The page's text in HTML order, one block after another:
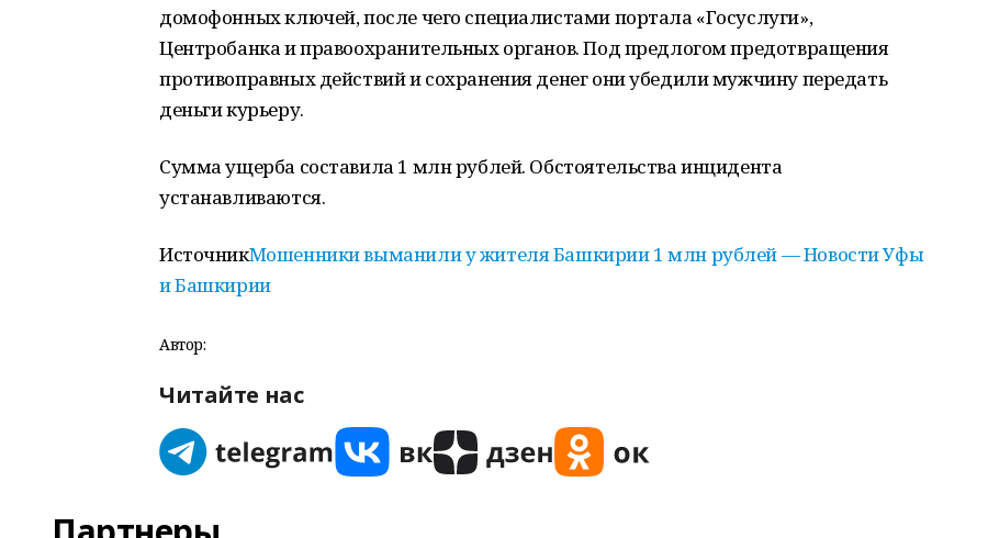
домофонных ключей, после чего специалистами портала «Госуслуги»,
Центробанка и правоохранительных органов. Под предлогом предотвращения
противоправных действий и сохранения денег они убедили мужчину передать
деньги курьеру.
Сумма ущерба составила 1 млн рублей. Обстоятельства инцидента
устанавливаются.
ИсточникМошенники выманили у жителя Башкирии 1 млн рублей — Новости Уфы
и Башкирии
Автор:
Читайте нас